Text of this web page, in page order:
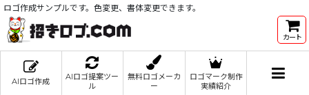
ロゴ作成サンプルです。色変更、書体変更できます。
カート
AIロゴ作成
AIロゴ提案ツー
ル
無料ロゴメーカ
ー
ロゴマーク制作
実績紹介